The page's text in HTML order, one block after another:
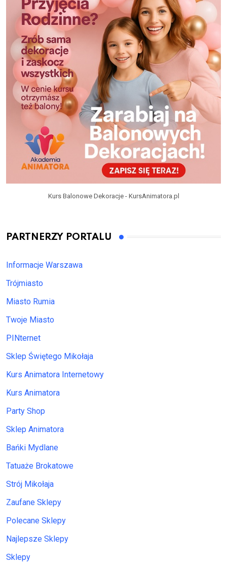
Kurs Balonowe Dekoracje - KursAnimatora.pl
PARTNERZY PORTALU
Informacje Warszawa
Trójmiasto
Miasto Rumia
Twoje Miasto
PINternet
Sklep Świętego Mikołaja
Kurs Animatora Internetowy
Kurs Animatora
Party Shop
Sklep Animatora
Bańki Mydlane
Tatuaże Brokatowe
Strój Mikołaja
Zaufane Sklepy
Polecane Sklepy
Najlepsze Sklepy
Sklepy